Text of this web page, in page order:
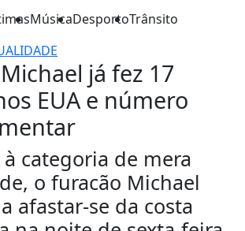
MúsicaDesportoTrânsito
já fez 17
EUA e número
categoria de mera
o furacão Michael
afastar-se da costa